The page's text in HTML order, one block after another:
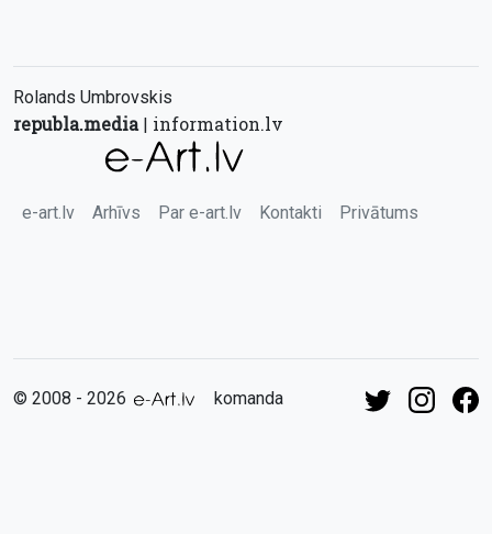
Rolands Umbrovskis
republa.media| information.lv
e-art.lv Arhīvs Par e-art.lv Kontakti Privātums
© 2008 - 2026 komanda